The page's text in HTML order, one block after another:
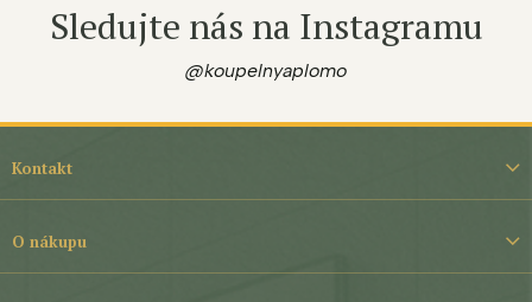
Sledujte nás na Instagramu
@koupelnyaplomo
Z
í
Kontakt
O nákupu